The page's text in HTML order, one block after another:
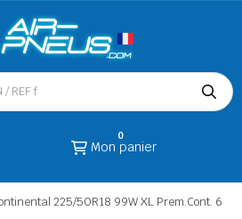
Mon panier
0
225/50R18 99W XL Prem.Cont. 6